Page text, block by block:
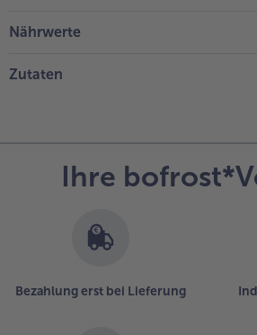
Nährwerte
Zutaten
Ihre
Bezahlung erst bei Lieferung